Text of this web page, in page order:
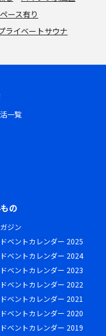
ース有り
ライベートサウナ
一覧
の
ジン
ベントカレンダー 2025
ベントカレンダー 2024
ベントカレンダー 2023
ベントカレンダー 2022
ベントカレンダー 2021
ベントカレンダー 2020
ベントカレンダー 2019